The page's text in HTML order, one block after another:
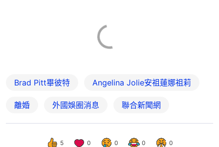
Brad Pitt畢彼特 Angelina Jolie安祖蓮娜祖莉
離婚 外國娛圈消息 聯合新聞網
5 0 0 0 0